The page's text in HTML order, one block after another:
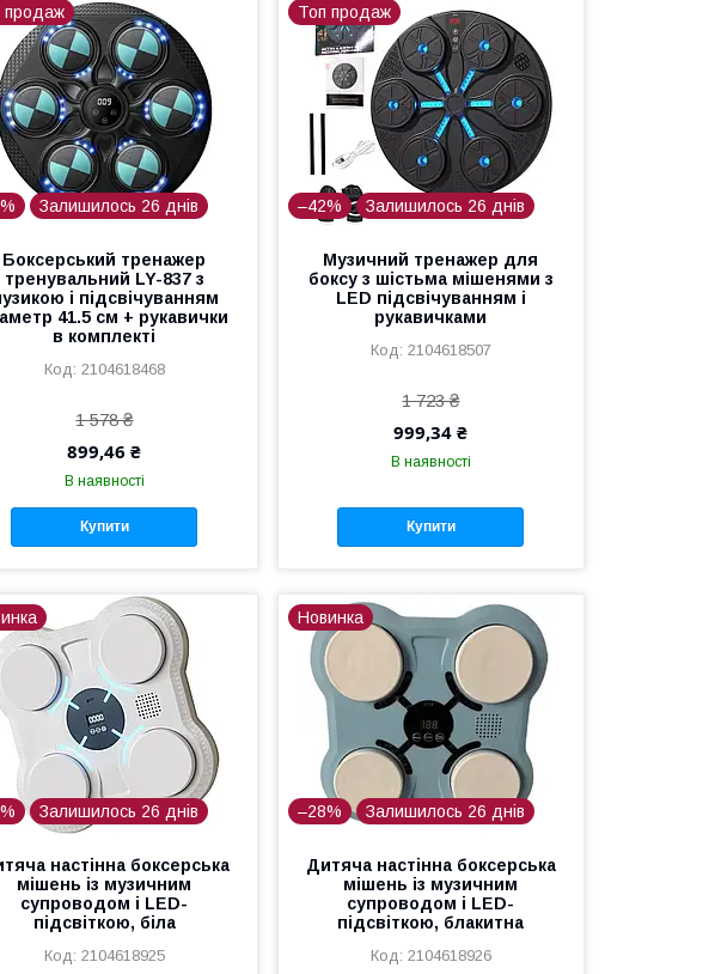
продаж
Залишилось 26 днів
Боксерський тренажер
тренувальний LY-837 з
і підсвічуванням
41.5 см + рукавички
в комплекті
2104618468
1 578 ₴
899,46 ₴
В наявності
Купити
Топ продаж
–42% Залишилось 26 днів
Музичний тренажер для
боксу з шістьма мішенями з
LED підсвічуванням і
рукавичками
2104618507
1 723 ₴
999,34 ₴
В наявності
Купити
Залишилось 26 днів
настінна боксерська
мішень із музичним
супроводом і LED-
підсвіткою, біла
2104618925
Новинка
–28% Залишилось 26 днів
Дитяча настінна боксерська
мішень із музичним
супроводом і LED-
підсвіткою, блакитна
2104618926